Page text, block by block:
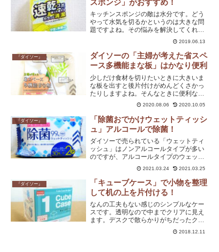
スポンジ」がおすすめ！
キッチンスポンジの敵は水分です。どう
やって水気を切るかというのは大きな問
題ですよね。その悩みを解決してくれる
キッチンスポンジがダイソーにあるんで
すよ。全体的に網状のウェーブ形になっ
ていてとにかく水分を切ってくれます。
2019.06.13
『ダイソー』
ダイソーの「主婦が考えた省スペ
ース多機能まな板」はかなり便利
少しだけ食材を切りたいときに大きいま
な板を出すと後片付けがめんどくさかっ
たりしますよね。そんなときに便利なミ
ニサイズのまな板です。2020.08.06 2020.10.05
『ダイソー』
「除菌おでかけウェットティッシ
ュ」アルコールで除菌！
ダイソーで売られている「ウェットティ
ッシュ」はノンアルコールタイプが多い
のですが、アルコールタイプのウェット
ティッシュを買うならこちらがおすすめ
です。30枚×2個セットなので、お得感が
あります。
2021.03.24 2021.03.25
『ダイソー』
「キューブケース」で小物を整理
して机の上を片付ける！
なんの工夫もない感じのシンプルなケー
スです。透明なので中までクリアに見え
ます。デスクで散らかりがちだったクリ
ップ、付箋、修正テープなどがひとまと
めにできてすっきりしました。
2018.12.11